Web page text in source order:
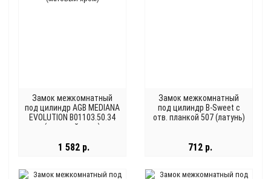
Замок межкомнатный
под цилиндр AGB MEDIANA
EVOLUTION B01103.50.34
(матовый хром)
1 582 р.
Замок межкомнатный
под цилиндр B-Sweet с
отв. планкой 507 (латунь)
712 р.